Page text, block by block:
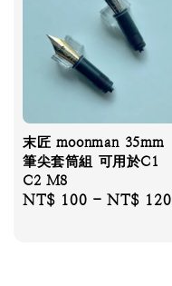
末匠 moonman 35mm
筆尖套筒組 可用於C1
C2 M8
Regular
NT$ 100 -NT$ 120